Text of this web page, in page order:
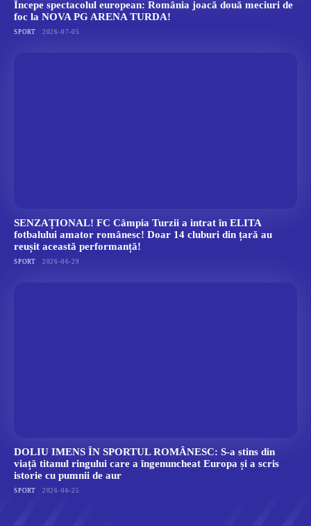
Începe spectacolul european: România joacă două meciuri de
foc la NOVA PG ARENA TURDA!
SPORT 2026-07-05
SENZAȚIONAL! FC Câmpia Turzii a intrat în ELITA
fotbalului amator românesc! Doar 14 cluburi din țară au
reușit această performanță!
SPORT 2026-06-29
DOLIU IMENS ÎN SPORTUL ROMÂNESC: S-a stins din
viață titanul ringului care a îngenuncheat Europa și a scris
istorie cu pumnii de aur
SPORT 2026-06-25